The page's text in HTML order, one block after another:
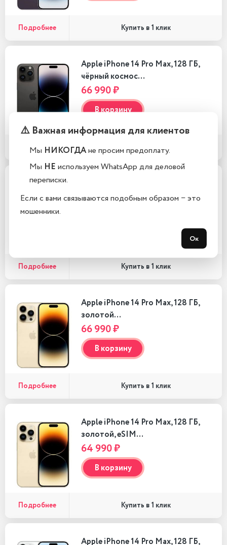
Подробнее Купить в 1 клик
Apple iPhone 14 Pro Max, 128 ГБ,
чёрный космос…
66 990 ₽
В корзину
Подробнее Купить в 1 клик
чёрный космос, e…
Подробнее Купить в 1 клик
Apple iPhone 14 Pro Max, 128 ГБ,
золотой…
66 990 ₽
В корзину
Подробнее Купить в 1 клик
Apple iPhone 14 Pro Max, 128 ГБ,
золотой, eSIM…
64 990 ₽
В корзину
Подробнее Купить в 1 клик
Apple iPhone 14 Pro Max, 128 ГБ,
⚠️ Важная информация для клиентов
Мы НИКОГДАне просим предоплату.
Мы НЕ используем WhatsApp для деловой
переписки.
Если с вами связываются подобным образом − это
мошенники.
Ок